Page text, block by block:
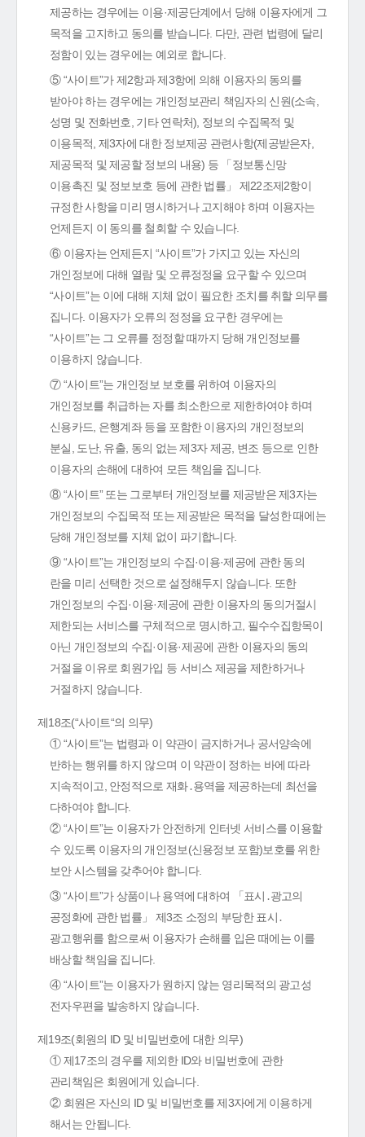
제공하는 경우에는 이용·제공단계에서 당해 이용자에게 그
목적을 고지하고 동의를 받습니다. 다만, 관련 법령에 달리
정함이 있는 경우에는 예외로 합니다.
⑤ “사이트”가 제2항과 제3항에 의해 이용자의 동의를
받아야 하는 경우에는 개인정보관리 책임자의 신원(소속,
성명 및 전화번호, 기타 연락처), 정보의 수집목적 및
이용목적, 제3자에 대한 정보제공 관련사항(제공받은자,
제공목적 및 제공할 정보의 내용) 등 「정보통신망
이용촉진 및 정보보호 등에 관한 법률」 제22조제2항이
규정한 사항을 미리 명시하거나 고지해야 하며 이용자는
언제든지 이 동의를 철회할 수 있습니다.
⑥ 이용자는 언제든지 “사이트”가 가지고 있는 자신의
개인정보에 대해 열람 및 오류정정을 요구할 수 있으며
“사이트”는 이에 대해 지체 없이 필요한 조치를 취할 의무를
집니다. 이용자가 오류의 정정을 요구한 경우에는
“사이트”는 그 오류를 정정할 때까지 당해 개인정보를
이용하지 않습니다.
⑦ “사이트”는 개인정보 보호를 위하여 이용자의
개인정보를 취급하는 자를 최소한으로 제한하여야 하며
신용카드, 은행계좌 등을 포함한 이용자의 개인정보의
분실, 도난, 유출, 동의 없는 제3자 제공, 변조 등으로 인한
이용자의 손해에 대하여 모든 책임을 집니다.
⑧ “사이트” 또는 그로부터 개인정보를 제공받은 제3자는
개인정보의 수집목적 또는 제공받은 목적을 달성한 때에는
당해 개인정보를 지체 없이 파기합니다.
⑨ “사이트”는 개인정보의 수집·이용·제공에 관한 동의
란을 미리 선택한 것으로 설정해두지 않습니다. 또한
개인정보의 수집·이용·제공에 관한 이용자의 동의거절시
제한되는 서비스를 구체적으로 명시하고, 필수수집항목이
아닌 개인정보의 수집·이용·제공에 관한 이용자의 동의
거절을 이유로 회원가입 등 서비스 제공을 제한하거나
거절하지 않습니다.
제18조(“사이트“의 의무)
① “사이트”는 법령과 이 약관이 금지하거나 공서양속에
반하는 행위를 하지 않으며 이 약관이 정하는 바에 따라
지속적이고, 안정적으로 재화․용역을 제공하는데 최선을
다하여야 합니다.
② “사이트”는 이용자가 안전하게 인터넷 서비스를 이용할
수 있도록 이용자의 개인정보(신용정보 포함)보호를 위한
보안 시스템을 갖추어야 합니다.
③ “사이트”가 상품이나 용역에 대하여 「표시․광고의
공정화에 관한 법률」 제3조 소정의 부당한 표시․
광고행위를 함으로써 이용자가 손해를 입은 때에는 이를
배상할 책임을 집니다.
④ “사이트”는 이용자가 원하지 않는 영리목적의 광고성
전자우편을 발송하지 않습니다.
제19조(회원의 ID 및 비밀번호에 대한 의무)
① 제17조의 경우를 제외한 ID와 비밀번호에 관한
관리책임은 회원에게 있습니다.
② 회원은 자신의 ID 및 비밀번호를 제3자에게 이용하게
해서는 안됩니다.